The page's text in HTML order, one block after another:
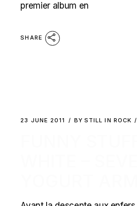
premier album en
SHARE
23 JUNE 2011 BY STILL IN ROCK